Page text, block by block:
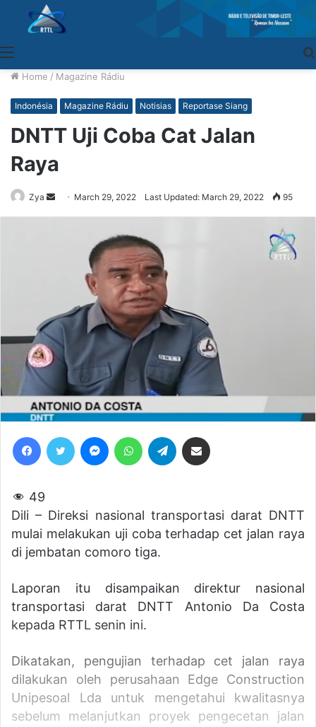
Home / Magazine Rádiu
Indonésia Magazine Rádiu Notisias Reportase Siang
DNTT Uji Coba Cat Jalan
Raya
Zya
Send
an
March 29, 2022 Last Updated: March 29, 2022 95
49
Dili – Direksi nasional transportasi darat DNTT
mulai melakukan uji coba terhadap cet jalan raya
di jembatan comoro tiga.
Laporan itu disampaikan direktur nasional
transportasi darat DNTT Antonio Da Costa
kepada RTTL senin ini.
Dikatakan, pengujian terhadap cet jalan raya
dilakukan oleh perusahaan Edge Construction
Unipesoal Lda untuk mengetahui kwalitasnya
sebelum melanjutkan proyek pengecetan jalan